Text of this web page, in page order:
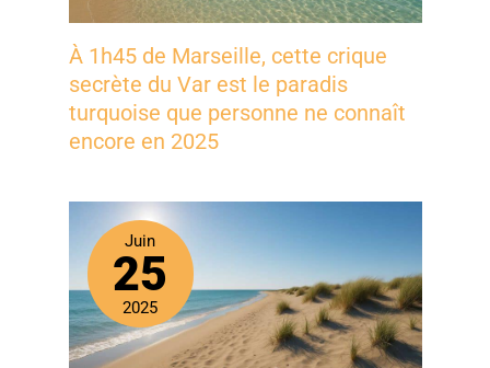
À 1h45 de Marseille, cette crique
secrète du Var est le paradis
turquoise que personne ne connaît
encore en 2025
Juin
25
2025